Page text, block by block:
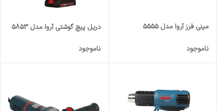
مینی فرز آروا مدل 5555
ناموجود
دریل پیچ گوشتی آروا مدل 5853
ناموجود